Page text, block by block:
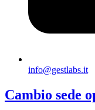
info@gestlabs.it
Cambio sede